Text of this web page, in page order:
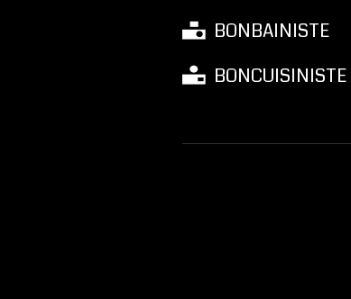
BONBAINISTE
BONCUISINISTE